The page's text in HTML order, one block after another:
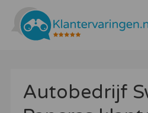
Tarieven
Autobedrijf